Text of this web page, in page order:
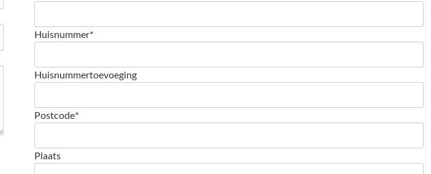
Huisnummer*
Huisnummertoevoeging
Postcode*
Plaats